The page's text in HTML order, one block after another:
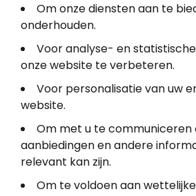
Om onze diensten aan te
onderhouden.
Voor analyse- en
onze website te verbeteren.
Voor personalisatie van uw
website.
Om met u te communiceren
aanbiedingen en andere
relevant kan zijn.
Om te voldoen aan